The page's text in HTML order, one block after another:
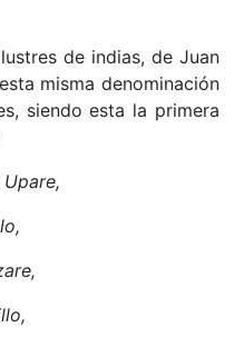
de indias, de Juan
misma denominación
siendo esta la primera